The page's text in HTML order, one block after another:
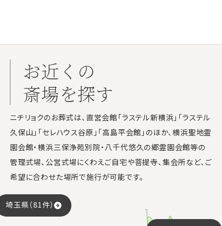
お近くの
斎場を探す
ニチリョクのお葬式は、直営会館「ラステル新横浜」「ラステル
久保山」「セレハウス谷原」「高島平会館」のほか、横浜聖地霊
園会館・横浜三保浄苑別院・八千代悠久の郷霊園会館等の
管理式場、公営式場にくわえご自宅や菩提寺、集会所など、ご
希望に合わせた場所で施行が可能です。
埼玉県（81件）